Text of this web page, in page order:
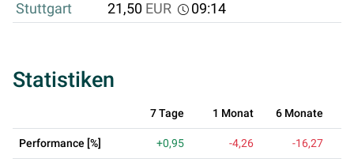
Stuttgart
21,50 EUR 09:14
Statistiken
7 Tage 1 Monat 6 Monate
Performance [%] +0,95 -4,26 -16,27